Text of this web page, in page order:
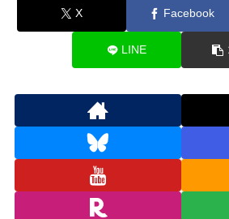
X Facebook
LINE